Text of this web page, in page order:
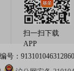
扫一扫下载
APP
：